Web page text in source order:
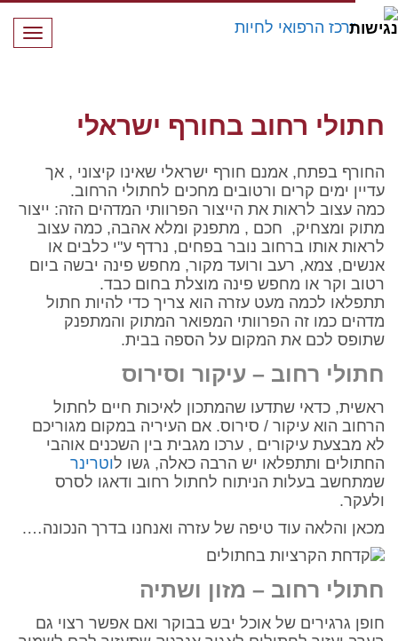
חתולי רחוב בחורף ישראלי
החורף בפתח, אמנם חורף ישראלי שאינו קיצוני , אך
עדיין ימים קרים ורטובים מחכים לחתולי הרחוב.
כמה עצוב לראות את הייצור הפרוותי המדהים הזה: ייצור
מתוק ומצחיק, חכם , מתפנק ומלא אהבה, כמה עצוב
לראות אותו ברחוב נובר בפחים, נרדף ע"י כלבים או
אנשים, צמא, רעב ורועד מקור, מחפש פינה יבשה ביום
רטוב וקר או מחפש פינה מוצלת בחום כבד.
תתפלאו לכמה מעט עזרה הוא צריך כדי להיות חתול
מדהים כמו זה הפרוותי המפואר המתוק והמתפנק
שתופס לכם את המקום על הספה בבית.
חתולי רחוב – עיקור וסירוס
ראשית, כדאי שתדעו שהמתכון לאיכות חיים לחתול
הרחוב הוא עיקור / סירוס. אם העיריה במקום מגוריכם
לא מבצעת עיקורים , ערכו מגבית בין השכנים אוהבי
החתולים ותתפלאו יש הרבה כאלה, גשו לוטרינר
שמתחשב בעלות הניתוח לחתול רחוב ודאגו לסרס
ולעקר.
מכאן והלאה עוד טיפה של עזרה ואנחנו בדרך הנכונה….
חתולי רחוב – מזון ושתיה
חופן גרגירים של אוכל יבש בבוקר ואם אפשר רצוי גם